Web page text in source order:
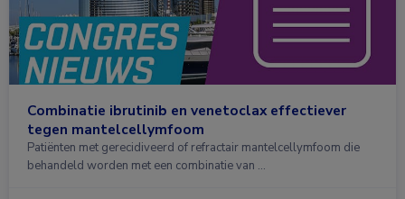
Combinatie ibrutinib en venetoclax effectiever
tegen mantelcellymfoom
Patiënten met gerecidiveerd of refractair mantelcellymfoom die
behandeld worden met een combinatie van …